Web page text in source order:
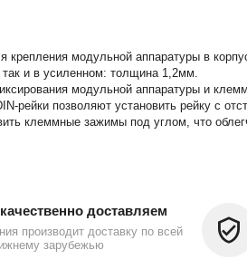
крепления модульной аппаратуры в
и в усиленном: толщина 1,2мм.
модульной аппаратуры и
рейки позволяют установить рейку с
клеммные зажимы под углом, что
доставляем
производит доставку по всей
зарубежью